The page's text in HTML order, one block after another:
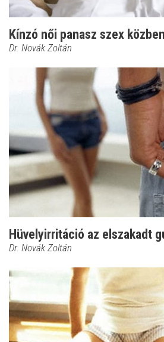
Kínzó női panasz szex közben
Dr. Novák Zoltán
Hüvelyirritáció az elszakadt
Dr. Novák Zoltán